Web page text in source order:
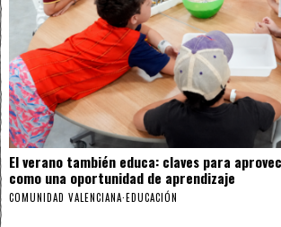
El verano también educa: claves para
como una oportunidad de aprendizaje
COMUNIDAD VALENCIANA·EDUCACIÓN